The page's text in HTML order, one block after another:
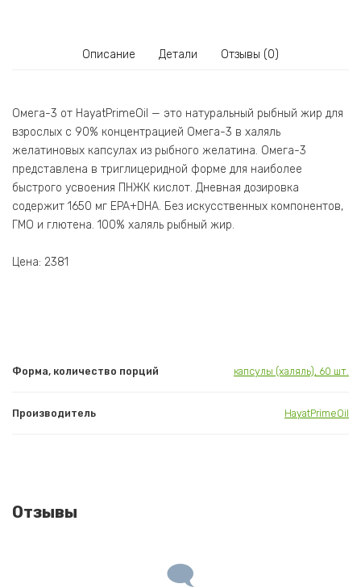
Описание Детали Отзывы (0)
Омега-3 от HayatPrimeOil — это натуральный рыбный жир для
взрослых с 90% концентрацией Омега-3 в халяль
желатиновых капсулах из рыбного желатина. Омега-3
представлена в триглицеридной форме для наиболее
быстрого усвоения ПНЖК кислот. Дневная дозировка
содержит 1650 мг EPA+DHA. Без искусственных компонентов,
ГМО и глютена. 100% халяль рыбный жир.
Цена: 2381
Форма, количество порций капсулы (халяль), 60 шт.
Производитель HayatPrimeOil
Отзывы